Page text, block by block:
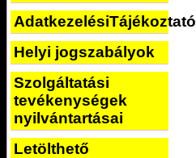
AdatkezelésiTájékoztató
Helyi jogszabályok
Szolgáltatási
tevékenységek
nyilvántartásai
Letölthető